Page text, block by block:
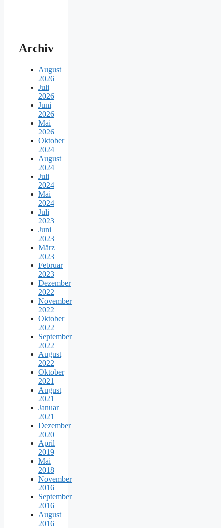
Archiv
August
2026
Juli
2026
Juni
2026
Mai
2026
Oktober
2024
August
2024
Juli
2024
Mai
2024
Juli
2023
Juni
2023
März
2023
Februar
2023
Dezember
2022
November
2022
Oktober
2022
September
2022
August
2022
Oktober
2021
August
2021
Januar
2021
Dezember
2020
April
2019
Mai
2018
November
2016
September
2016
August
2016